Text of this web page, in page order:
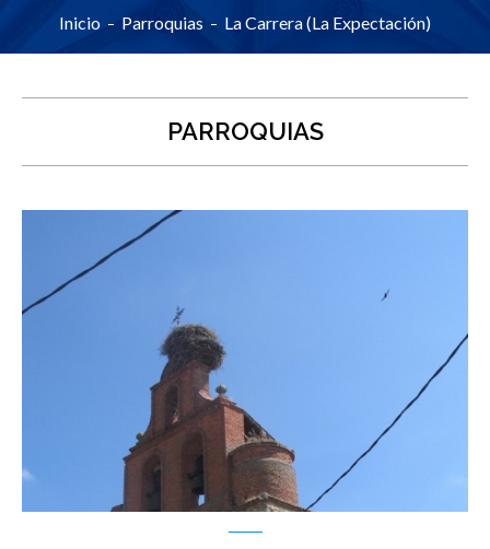
Inicio Parroquias La Carrera (La Expectación)
PARROQUIAS